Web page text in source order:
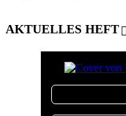
AKTUELLES HEFT